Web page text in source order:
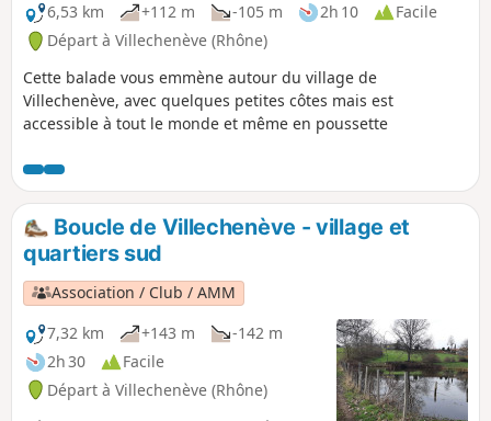
6,53 km
+112 m -105 m 2h 10
Facile
Départ à Villechenève (Rhône)
Cette balade vous emmène autour du village de
Villechenève, avec quelques petites côtes mais est
accessible à tout le monde et même en poussette
Boucle de Villechenève - village et
quartiers sud
Association / Club / AMM
7,32 km
+143 m
-142 m
2h 30
Facile
Départ à Villechenève (Rhône)